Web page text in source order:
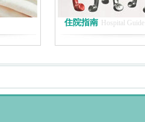
住院指南 Hospital Guide